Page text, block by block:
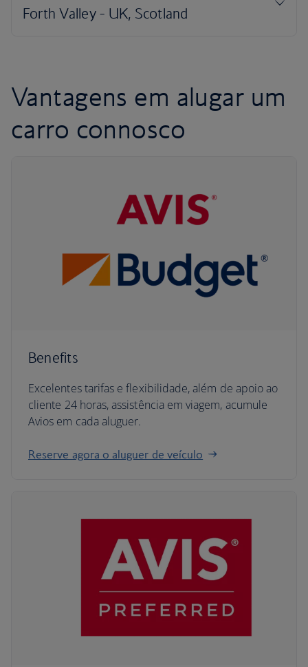
Vantagens em alugar um
carro connosco
Benefits
Excelentes tarifas e flexibilidade, além de apoio ao
cliente 24 horas, assistência em viagem, acumule
Avios em cada aluguer.
Reserve agora o aluguer de veículo